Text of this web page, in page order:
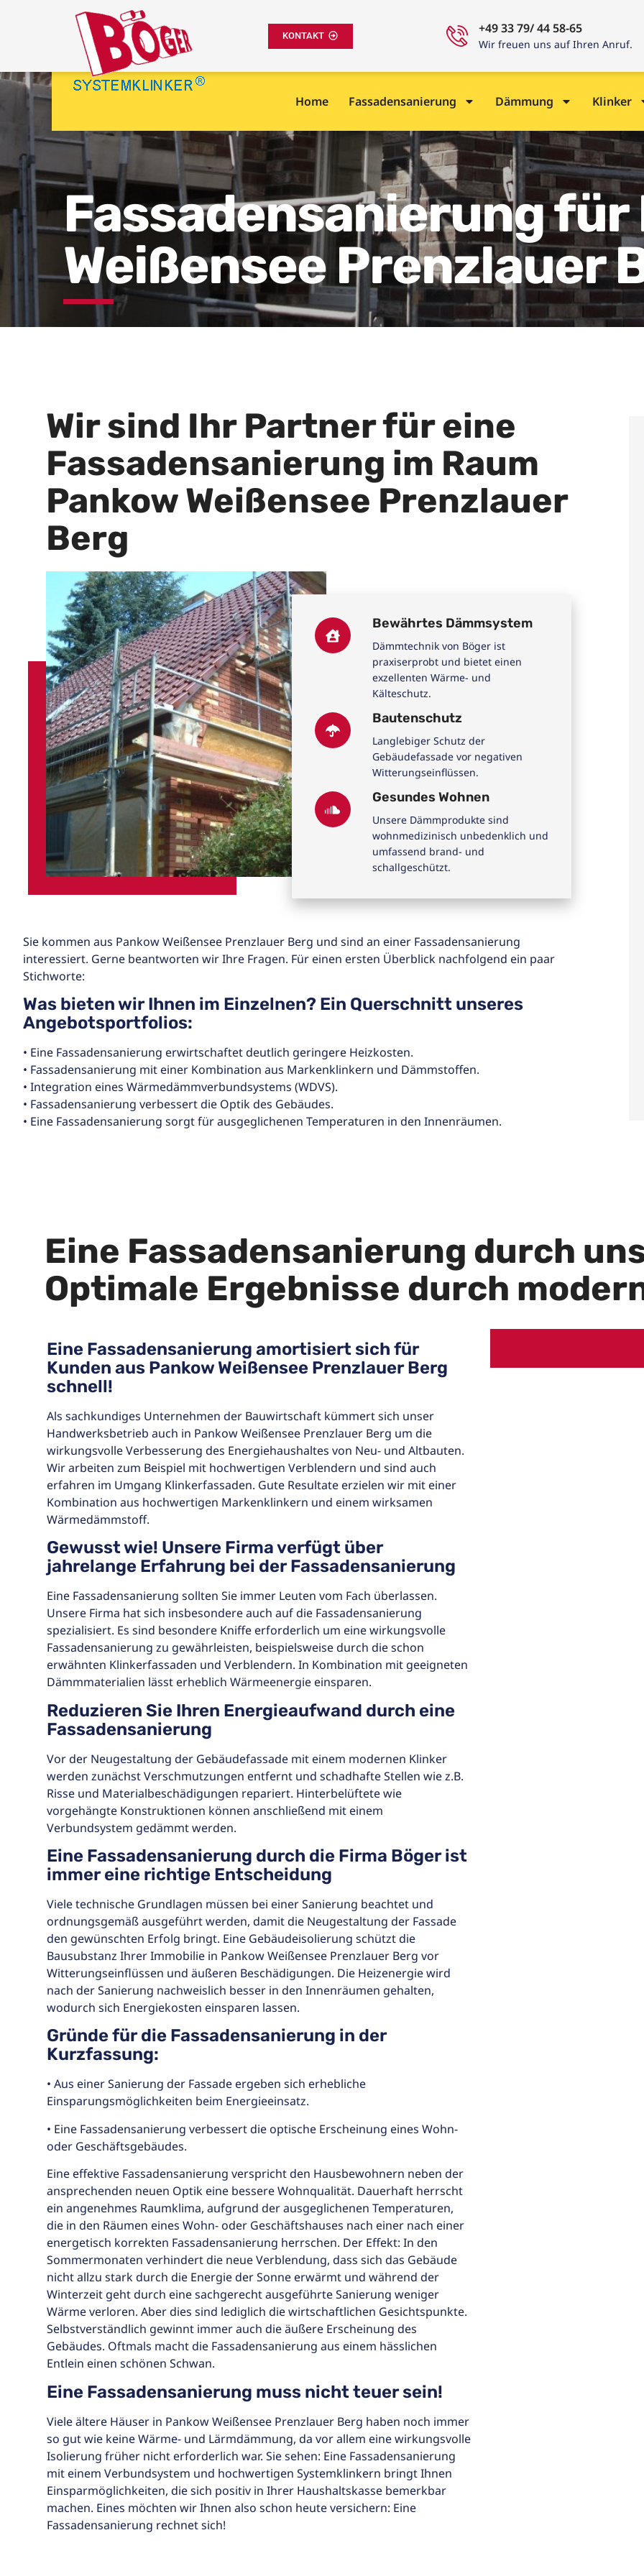
KONTAKT +49 33 79/ 44 58-65
Wir freuen uns auf Ihren Anruf.
Home Fassadensanierung Dämmung Klinker
Fassadensanierung für
Weißensee Prenzlauer
Wir sind Ihr Partner für eine
Fassadensanierung im Raum
Pankow Weißensee Prenzlauer
Berg
Bewährtes Dämmsystem
Dämmtechnik von Böger ist
praxiserprobt und bietet einen
exzellenten Wärme- und
Kälteschutz.
Bautenschutz
Langlebiger Schutz der
Gebäudefassade vor negativen
Witterungseinflüssen.
Gesundes Wohnen
Unsere Dämmprodukte sind
wohnmedizinisch unbedenklich und
umfassend brand- und
schallgeschützt.
Sie kommen aus Pankow Weißensee Prenzlauer Berg und sind an einer Fassadensanierung
interessiert. Gerne beantworten wir Ihre Fragen. Für einen ersten Überblick nachfolgend ein paar
Stichworte:
Was bieten wir Ihnen im Einzelnen? Ein Querschnitt unseres
Angebotsportfolios:
• Eine Fassadensanierung erwirtschaftet deutlich geringere Heizkosten.
• Fassadensanierung mit einer Kombination aus Markenklinkern und Dämmstoffen.
• Integration eines Wärmedämmverbundsystems (WDVS).
• Fassadensanierung verbessert die Optik des Gebäudes.
• Eine Fassadensanierung sorgt für ausgeglichenen Temperaturen in den Innenräumen.
Eine Fassadensanierung durch
Optimale Ergebnisse durch
Eine Fassadensanierung amortisiert sich für
Kunden aus Pankow Weißensee Prenzlauer Berg
schnell!
Als sachkundiges Unternehmen der Bauwirtschaft kümmert sich unser
Handwerksbetrieb auch in Pankow Weißensee Prenzlauer Berg um die
wirkungsvolle Verbesserung des Energiehaushaltes von Neu- und Altbauten.
Wir arbeiten zum Beispiel mit hochwertigen Verblendern und sind auch
erfahren im Umgang Klinkerfassaden. Gute Resultate erzielen wir mit einer
Kombination aus hochwertigen Markenklinkern und einem wirksamen
Wärmedämmstoff.
Gewusst wie! Unsere Firma verfügt über
jahrelange Erfahrung bei der Fassadensanierung
Eine Fassadensanierung sollten Sie immer Leuten vom Fach überlassen.
Unsere Firma hat sich insbesondere auch auf die Fassadensanierung
spezialisiert. Es sind besondere Kniffe erforderlich um eine wirkungsvolle
Fassadensanierung zu gewährleisten, beispielsweise durch die schon
erwähnten Klinkerfassaden und Verblendern. In Kombination mit geeigneten
Dämmmaterialien lässt erheblich Wärmeenergie einsparen.
Reduzieren Sie Ihren Energieaufwand durch eine
Fassadensanierung
Vor der Neugestaltung der Gebäudefassade mit einem modernen Klinker
werden zunächst Verschmutzungen entfernt und schadhafte Stellen wie z.B.
Risse und Materialbeschädigungen repariert. Hinterbelüftete wie
vorgehängte Konstruktionen können anschließend mit einem
Verbundsystem gedämmt werden.
Eine Fassadensanierung durch die Firma Böger ist
immer eine richtige Entscheidung
Viele technische Grundlagen müssen bei einer Sanierung beachtet und
ordnungsgemäß ausgeführt werden, damit die Neugestaltung der Fassade
den gewünschten Erfolg bringt. Eine Gebäudeisolierung schützt die
Bausubstanz Ihrer Immobilie in Pankow Weißensee Prenzlauer Berg vor
Witterungseinflüssen und äußeren Beschädigungen. Die Heizenergie wird
nach der Sanierung nachweislich besser in den Innenräumen gehalten,
wodurch sich Energiekosten einsparen lassen.
Gründe für die Fassadensanierung in der
Kurzfassung:
• Aus einer Sanierung der Fassade ergeben sich erhebliche
Einsparungsmöglichkeiten beim Energieeinsatz.
• Eine Fassadensanierung verbessert die optische Erscheinung eines Wohn-
oder Geschäftsgebäudes.
Eine effektive Fassadensanierung verspricht den Hausbewohnern neben der
ansprechenden neuen Optik eine bessere Wohnqualität. Dauerhaft herrscht
ein angenehmes Raumklima, aufgrund der ausgeglichenen Temperaturen,
die in den Räumen eines Wohn- oder Geschäftshauses nach einer nach einer
energetisch korrekten Fassadensanierung herrschen. Der Effekt: In den
Sommermonaten verhindert die neue Verblendung, dass sich das Gebäude
nicht allzu stark durch die Energie der Sonne erwärmt und während der
Winterzeit geht durch eine sachgerecht ausgeführte Sanierung weniger
Wärme verloren. Aber dies sind lediglich die wirtschaftlichen Gesichtspunkte.
Selbstverständlich gewinnt immer auch die äußere Erscheinung des
Gebäudes. Oftmals macht die Fassadensanierung aus einem hässlichen
Entlein einen schönen Schwan.
Eine Fassadensanierung muss nicht teuer sein!
Viele ältere Häuser in Pankow Weißensee Prenzlauer Berg haben noch immer
so gut wie keine Wärme- und Lärmdämmung, da vor allem eine wirkungsvolle
Isolierung früher nicht erforderlich war. Sie sehen: Eine Fassadensanierung
mit einem Verbundsystem und hochwertigen Systemklinkern bringt Ihnen
Einsparmöglichkeiten, die sich positiv in Ihrer Haushaltskasse bemerkbar
machen. Eines möchten wir Ihnen also schon heute versichern: Eine
Fassadensanierung rechnet sich!